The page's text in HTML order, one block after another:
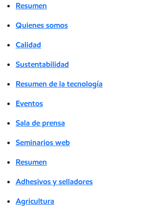
Resumen
Quienes somos
Calidad
Sustentabilidad
Resumen de la tecnología
Eventos
Sala de prensa
Seminarios web
Resumen
Adhesivos y selladores
Agricultura